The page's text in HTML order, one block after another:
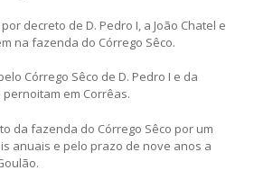
decreto de D. Pedro I, a João Chatel e
na fazenda do Córrego Sêco.
Córrego Sêco de D. Pedro I e da
em Corrêas.
da fazenda do Córrego Sêco por um
anuais e pelo prazo de nove anos a